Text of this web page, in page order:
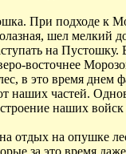
При подходе к
шел
на Пустошку.
восточнее
в это время днем
наших частей.
наших
отдых на опушке
за это время